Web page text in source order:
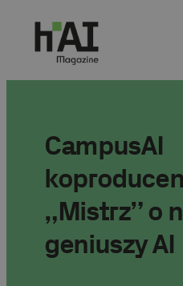
treści
CampusAI
„Mistrz” o
geniuszy AI